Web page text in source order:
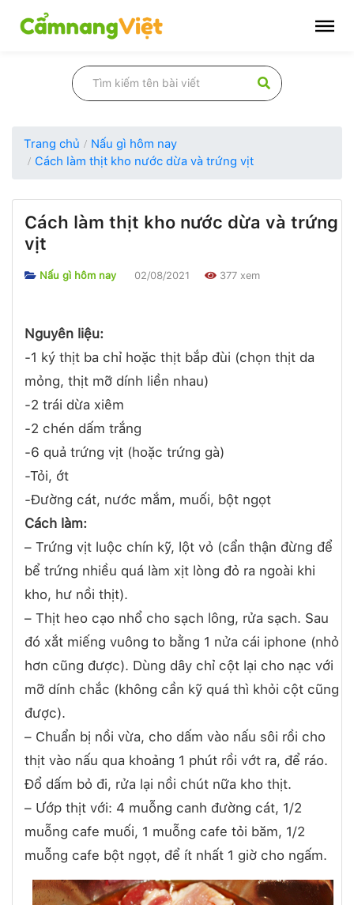
Trang chủ
Nấu gì hôm nay
Cách làm thịt kho nước dừa và trứng vịt
Cách làm thịt kho nước dừa và trứng
vịt
Nấu gì hôm nay 02/08/2021 377 xem
Nguyên liệu:
-1 ký thịt ba chỉ hoặc thịt bắp đùi (chọn thịt da
mỏng, thịt mỡ dính liền nhau)
-2 trái dừa xiêm
-2 chén dấm trắng
-6 quả trứng vịt (hoặc trứng gà)
-Tỏi, ớt
-Đường cát, nước mắm, muối, bột ngọt
Cách làm:
– Trứng vịt luộc chín kỹ, lột vỏ (cẩn thận đừng để
bể trứng nhiều quá làm xịt lòng đỏ ra ngoài khi
kho, hư nồi thịt).
– Thịt heo cạo nhổ cho sạch lông, rửa sạch. Sau
đó xắt miếng vuông to bằng 1 nửa cái iphone (nhỏ
hơn cũng được). Dùng dây chỉ cột lại cho nạc với
mỡ dính chắc (không cần kỹ quá thì khỏi cột cũng
được).
– Chuẩn bị nồi vừa, cho dấm vào nấu sôi rồi cho
thịt vào nấu qua khoảng 1 phút rồi vớt ra, để ráo.
Đổ dấm bỏ đi, rửa lại nồi chút nữa kho thịt.
– Ướp thịt với: 4 muỗng canh đường cát, 1/2
muỗng cafe muối, 1 muỗng cafe tỏi băm, 1/2
muỗng cafe bột ngọt, để ít nhất 1 giờ cho ngấm.